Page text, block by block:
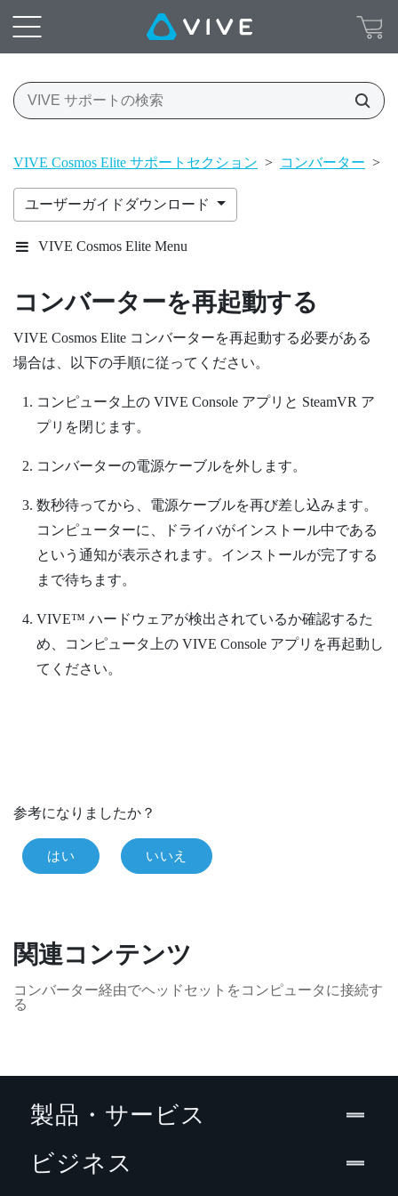
VIVE Cosmos Elite サポートセクション > コンバーター >
ユーザーガイドダウンロード
VIVE Cosmos Elite Menu
コンバーターを再起動する
VIVE Cosmos Elite コンバーターを再起動する必要がある
場合は、以下の手順に従ってください。
コンピュータ上の VIVE Consoleアプリと SteamVR ア
プリを閉じます。
コンバーターの電源ケーブルを外します。
数秒待ってから、電源ケーブルを再び差し込みます。
コンピューターに、ドライバがインストール中である
という通知が表示されます。インストールが完了する
まで待ちます。
VIVE™ ハードウェアが検出されているか確認するた
め、コンピュータ上の VIVE Consoleアプリを再起動し
てください。
参考になりましたか？
はい いいえ
関連コンテンツ
コンバーター経由でヘッドセットをコンピュータに接続す
る
製品・サービス
ビジネス